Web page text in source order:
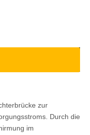
zur
Durch die
im